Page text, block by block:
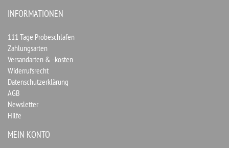
INFORMATIONEN
111 Tage Probeschlafen
Zahlungsarten
Versandarten & -kosten
Widerrufsrecht
Datenschutzerklärung
AGB
Newsletter
Hilfe
MEIN KONTO